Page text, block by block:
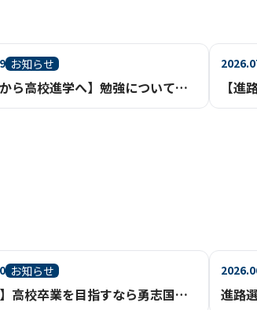
お知らせ
【不登校から高校進学へ】勉強についていける？基礎からさかのぼって学べる通信制高校という選択
お知らせ
【鹿児島】高校卒業を目指すなら勇志国際高等学校（通信制高校・不登校相談）